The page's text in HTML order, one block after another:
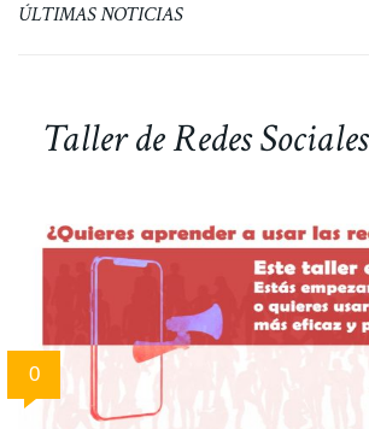
ÚLTIMAS NOTICIAS
Taller de Redes Sociales
0